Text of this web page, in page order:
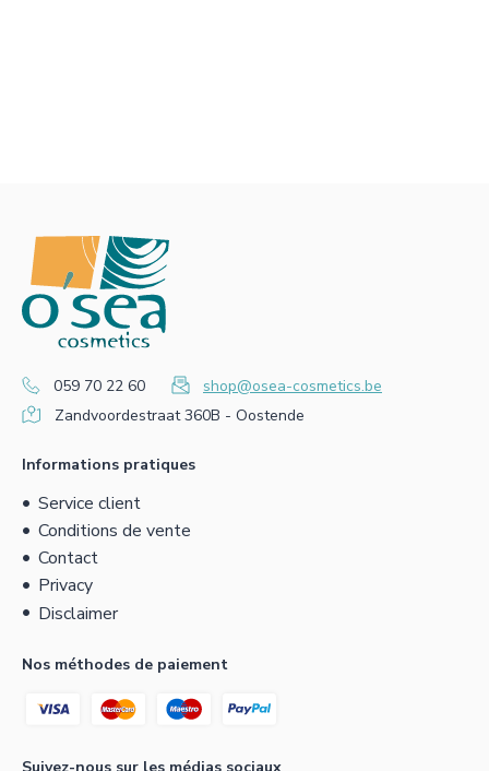
059 70 22 60
shop@osea-cosmetics.be
Zandvoordestraat 360B - Oostende
Informations pratiques
Service client
Conditions de vente
Contact
Privacy
Disclaimer
Nos méthodes de paiement